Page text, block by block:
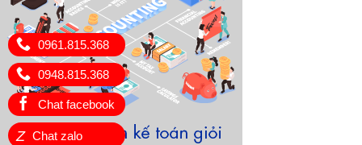
0961.815.368
0948.815.368
Chat facebook
Z Chat zalo